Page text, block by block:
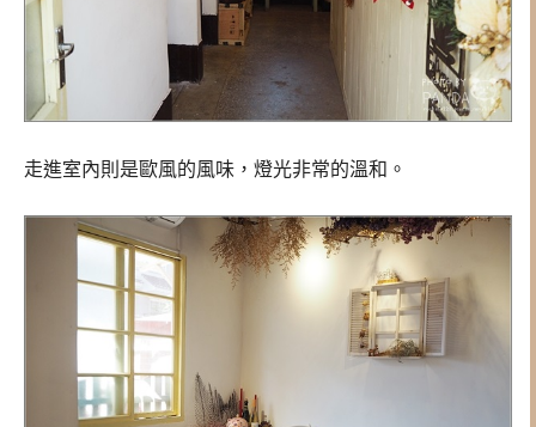
走進室內則是歐風的風味，燈光非常的溫和。